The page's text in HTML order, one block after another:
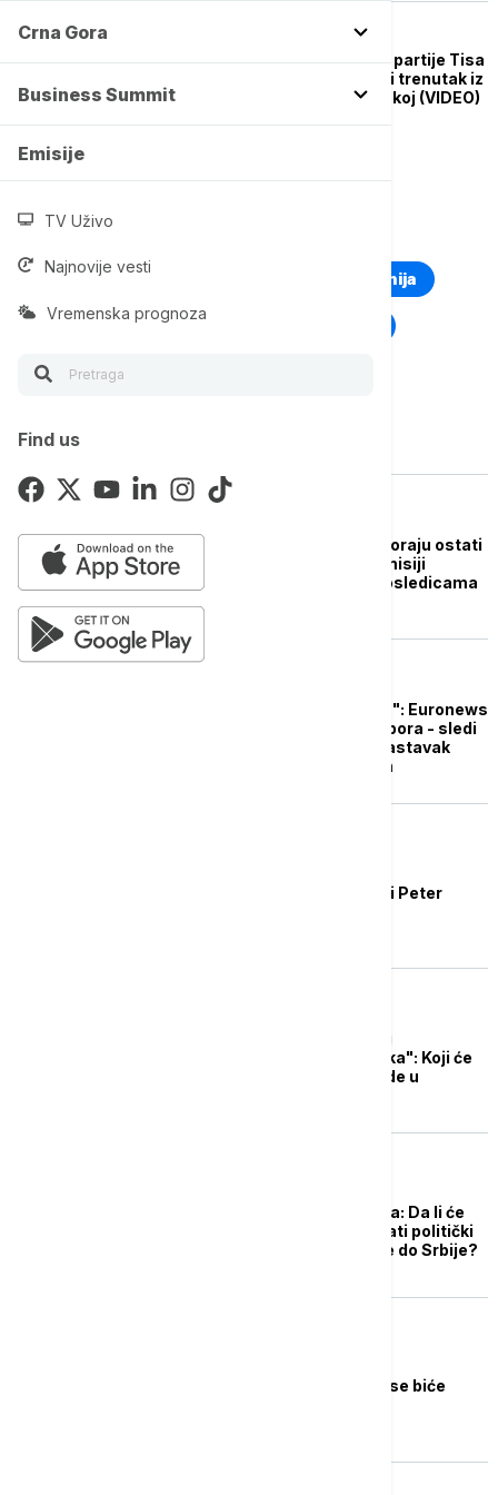
Crna Gora
Business Summit
Emisije
TV Uživo
Najnovije vesti
Vremenska prognoza
Find us
Pobednički ples člana partije Tisa
obišao planetu: Viralni trenutak iz
izborne noći u Mađarskoj (VIDEO)
TOP TAGOVI
Euronews Montenegro Kosovo i Metohija
Rat u Ukrajini Kriza na Bliskom istoku
"Odnosi sa Srbijom moraju ostati
stabilni": Zečević u emisiji
Euronews Region o posledicama
"Neću biti drugi Orban": Euronews
u Budimpšeti posle izbora - sledi
novi kurs ka EU, ali i nastavak
saradnje sa Moskvom
Orhan Dragaš: "Srpski Peter
funkcionalna Mađarska": Koji će
biti prioriteti nove vlade u
Mađari izabrali Mađara: Da li će
odlazak Orbana izazvati politički
potres od SAD i Rusije do Srbije?
Peter Mađar: Vlada Tise biće